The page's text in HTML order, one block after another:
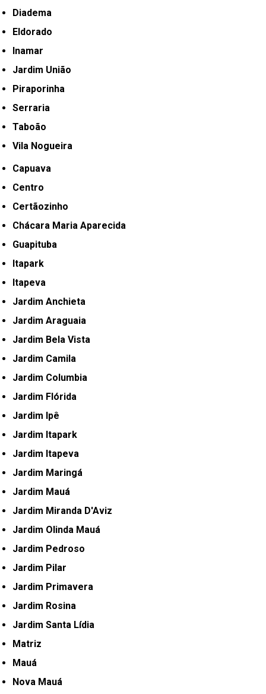
Diadema
Eldorado
Inamar
Jardim União
Piraporinha
Serraria
Taboão
Vila Nogueira
Capuava
Centro
Certãozinho
Chácara Maria Aparecida
Guapituba
Itapark
Itapeva
Jardim Anchieta
Jardim Araguaia
Jardim Bela Vista
Jardim Camila
Jardim Columbia
Jardim Flórida
Jardim Ipê
Jardim Itapark
Jardim Itapeva
Jardim Maringá
Jardim Mauá
Jardim Miranda D'Aviz
Jardim Olinda Mauá
Jardim Pedroso
Jardim Pilar
Jardim Primavera
Jardim Rosina
Jardim Santa Lídia
Matriz
Mauá
Nova Mauá